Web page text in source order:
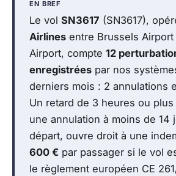
EN BREF
Le vol SN3617 (SN3617),
Airlines entre Brussels
Airport, compte 12
enregistrées par nos
derniers mois : 2 annulations
Un retard de 3 heures ou
une annulation à moins de 14
départ, ouvre droit à une
600 € par passager si le vol
le règlement européen CE